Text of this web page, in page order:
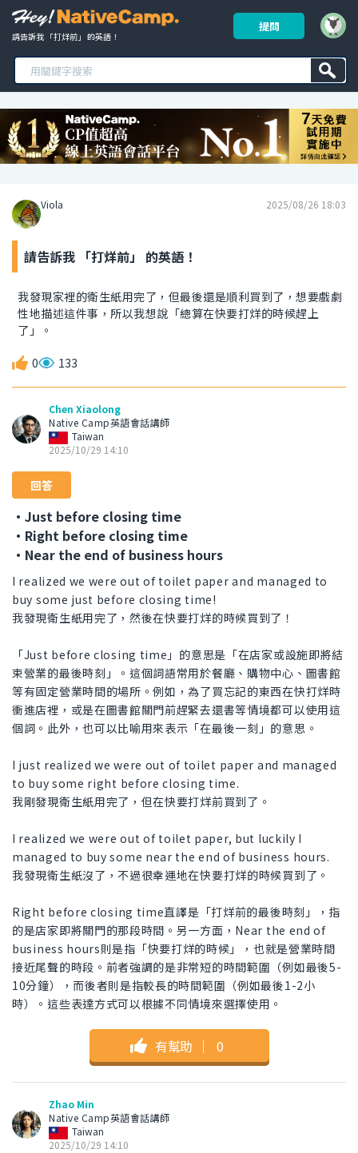
請告訴我 「打烊前」 的英語！
提問
Viola 2025/08/26 18:03
請告訴我 「打烊前」 的英語！
我發現家裡的衛生紙用完了，但最後還是順利買到了，想要戲劇
性地描述這件事，所以我想說「總算在快要打烊的時候趕上
了」。
0 133
Chen Xiaolong
Native Camp英語會話講師
Taiwan
2025/10/29 14:10
回答
・Just before closing time
・Right before closing time
・Near the end of business hours
I realized we were out of toilet paper and managed to
buy some just before closing time!
我發現衛生紙用完了，然後在快要打烊的時候買到了！
「Just before closing time」的意思是「在店家或設施即將結
束營業的最後時刻」。這個詞語常用於餐廳、購物中心、圖書館
等有固定營業時間的場所。例如，為了買忘記的東西在快打烊時
衝進店裡，或是在圖書館關門前趕緊去還書等情境都可以使用這
個詞。此外，也可以比喻用來表示「在最後一刻」的意思。
I just realized we were out of toilet paper and managed
to buy some right before closing time.
我剛發現衛生紙用完了，但在快要打烊前買到了。
I realized we were out of toilet paper, but luckily I
managed to buy some near the end of business hours.
我發現衛生紙沒了，不過很幸運地在快要打烊的時候買到了。
Right before closing time直譯是「打烊前的最後時刻」，指
的是店家即將關門的那段時間。另一方面，Near the end of
business hours則是指「快要打烊的時候」，也就是營業時間
接近尾聲的時段。前者強調的是非常短的時間範圍（例如最後5-
10分鐘），而後者則是指較長的時間範圍（例如最後1-2小
時）。這些表達方式可以根據不同情境來選擇使用。
有幫助 ｜ 0
Zhao Min
Native Camp英語會話講師
Taiwan
2025/10/29 14:10